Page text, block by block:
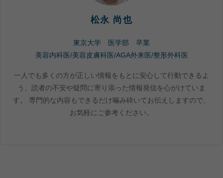
松永 尚也
東京大学 医学部 卒業
美容内科医/美容皮膚科医/AGA外来医/整形外科医
一人でも多くの方が正しい情報をもとに安心して行動できるよ
う、読者の不安や疑問に寄り添った情報発信を心がけていま
す。 専門的な内容もできるだけ噛み砕いてお伝えしますので、
お気軽にご参考ください。